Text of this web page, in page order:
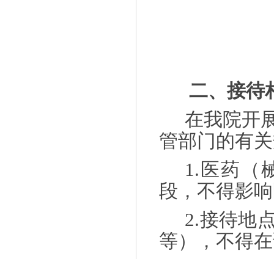
二、接待
在我院开
管部门的有
1.医药（
段，不得影
2.接待地
等），不得